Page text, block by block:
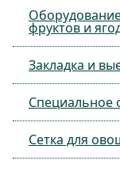
фруктов и
Закладка и
Специальное
Сетка для